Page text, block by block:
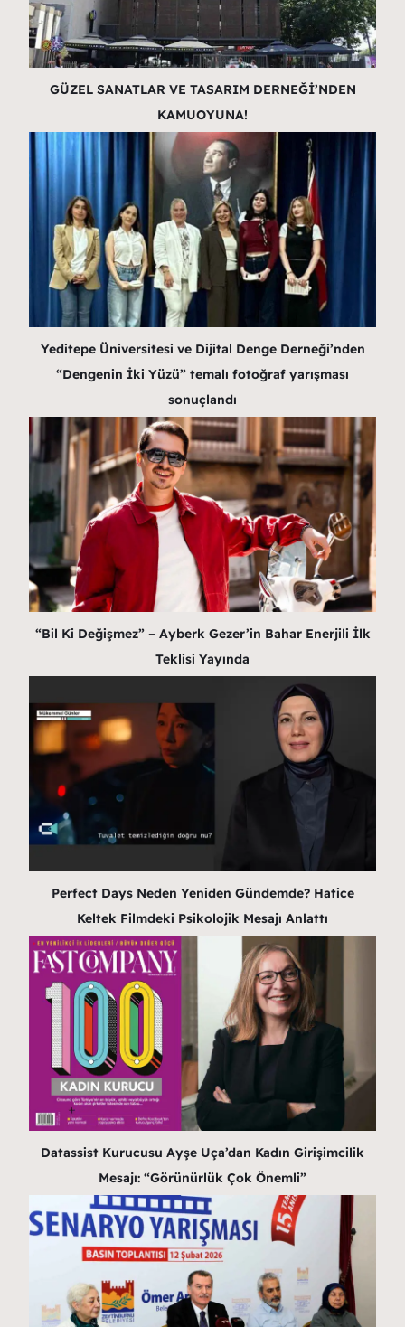
GÜZEL SANATLAR VE TASARIM DERNEĞİ’NDEN
KAMUOYUNA!
Yeditepe Üniversitesi ve Dijital Denge Derneği’nden
“Dengenin İki Yüzü” temalı fotoğraf yarışması
sonuçlandı
“Bil Ki Değişmez” – Ayberk Gezer’in Bahar Enerjili İlk
Teklisi Yayında
Perfect Days Neden Yeniden Gündemde? Hatice
Keltek Filmdeki Psikolojik Mesajı Anlattı
Datassist Kurucusu Ayşe Uça’dan Kadın Girişimcilik
Mesajı: “Görünürlük Çok Önemli”